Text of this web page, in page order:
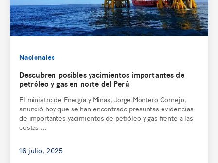
Nacionales
Descubren posibles yacimientos importantes de
petróleo y gas en norte del Perú
El ministro de Energía y Minas, Jorge Montero Cornejo,
anunció hoy que se han encontrado presuntas evidencias
de importantes yacimientos de petróleo y gas frente a las
costas ...
16 julio, 2025